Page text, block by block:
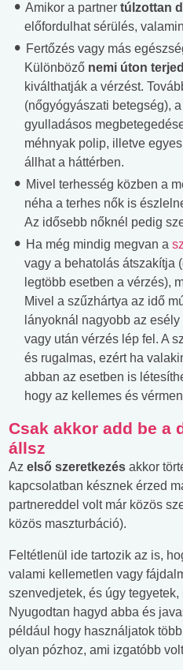
Amikor a partner túlzottan
előfordulhat sérülés,
Fertőzés vagy más
Különböző nemi úton
kiválthatják a vérzést.
(nőgyógyászati betegség),
gyulladásos
méhnyak polip, illetve
állhat a háttérben.
Mivel terhesség közben a
néha a terhes nők is
Az idősebb nőknél pedig
Ha még mindig megvan a
vagy a behatolás átszakítja
legtöbb esetben a vérzés),
Mivel a szűzhártya az idő
lányoknál nagyobb az
vagy után vérzés lép fel. A
és rugalmas, ezért ha
abban az esetben is
hogy az kellemes és
Csak akkor add be a
állsz
Az első szeretkezés akkor
kapcsolatban késznek érzed
partnereddel volt már közös
közös maszturbáció).
Feltétlenül ide tartozik az is,
valami kellemetlen vagy
szenvedjetek, és úgy
Nyugodtan hagyd abba és
például hogy használjatok
olyan pózhoz, ami izgatóbb